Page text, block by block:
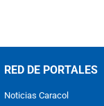
RED DE PORTALES
Noticias Caracol